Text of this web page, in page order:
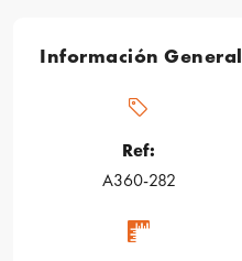
Información General
Ref:
A360-282